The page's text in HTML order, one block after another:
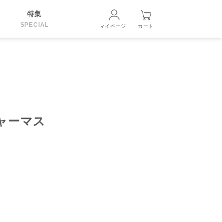
特集
SPECIAL マイページ カート
ーマス